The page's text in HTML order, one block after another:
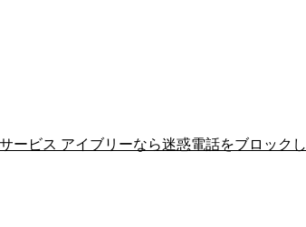
ービス アイブリーなら迷惑電話をブロックし